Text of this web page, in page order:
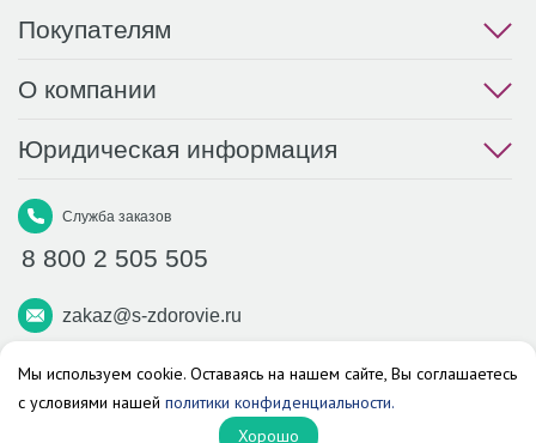
Покупателям
О компании
Юридическая информация
Служба заказов
8 800 2 505 505
zakaz@s-zdorovie.ru
Макс Вконтакте Телеграм
Аптека «Здоровье»
© 2026 г. Все права защищены.
Мы используем cookie. Оставаясь на нашем сайте, Вы соглашаетесь
с условиями нашей политики конфиденциальности.
Хорошо